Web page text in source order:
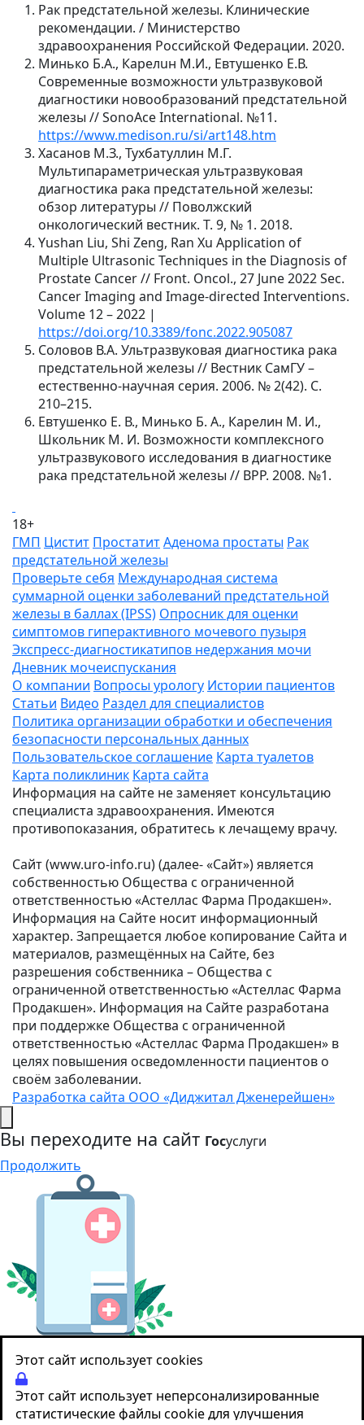
Рак предстательной железы. Клинические
рекомендации. / Министерство
здравоохранения Российской Федерации. 2020.
Минько Б.А., Карелuн М.И., Евтушенко Е.В.
Современные возможности ультразвуковой
диагностики новообразований предстательной
железы // SonoAce International. №11.
https://www.medison.ru/si/art148.htm
Хасанов М.З., Тухбатуллин М.Г.
Мультипараметрическая ультразвуковая
диагностика рака предстательной железы:
обзор литературы // Поволжский
онкологический вестник. Т. 9, № 1. 2018.
Yushan Liu, Shi Zeng, Ran Xu Application of
Multiple Ultrasonic Techniques in the Diagnosis of
Prostate Cancer // Front. Oncol., 27 June 2022 Sec.
Cancer Imaging and Image-directed Interventions.
Volume 12 – 2022 |
https://doi.org/10.3389/fonc.2022.905087
Соловов В.А. Ультразвуковая диагностика рака
предстательной железы // Вестник СамГУ –
естественно-научная серия. 2006. № 2(42). С.
210–215.
Евтушенко Е. В., Минько Б. А., Карелин М. И.,
Школьник М. И. Возможности комплексного
ультразвукового исследования в диагностике
рака предстательной железы // ВРР. 2008. №1.
18+
ГМП Цистит ПростатитАденома простаты Рак
предстательной железы
Проверьте себя Международная система
суммарной оценки заболеваний предстательной
железы в баллах (IPSS) Опросник для оценки
симптомов гиперактивного мочевого пузыря
Экспресс-диагностикатипов недержания мочи
Дневник мочеиспускания
О компании Вопросы урологу Истории пациентов
Статьи Видео Раздел для специалистов
Политика организации обработки и обеспечения
безопасности персональных данных
Пользовательское соглашение Карта туалетов
Карта поликлиник Карта сайта
Информация на сайте не заменяет консультацию
специалиста здравоохранения. Имеются
противопоказания, обратитесь к лечащему врачу.
Сайт (www.uro-info.ru) (далее- «Сайт») является
собственностью Общества с ограниченной
ответственностью «Астеллас Фарма Продакшен».
Информация на Сайте носит информационный
характер. Запрещается любое копирование Сайта и
материалов, размещённых на Сайте, без
разрешения собственника – Общества с
ограниченной ответственностью «Астеллас Фарма
Продакшен». Информация на Сайте разработана
при поддержке Общества с ограниченной
ответственностью «Астеллас Фарма Продакшен» в
целях повышения осведомленности пациентов о
своём заболевании.
Разработка сайта ООО «Диджитал Дженерейшен»
Вы переходите на сайт Госуслуги
Продолжить
Этот сайт использует cookies
Этот сайт использует неперсонализированные
статистические файлы cookie для улучшения